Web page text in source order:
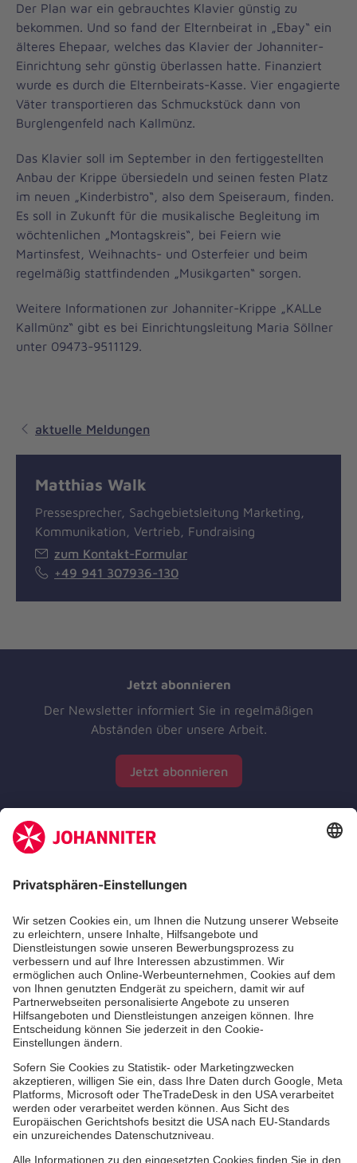
Der Plan war ein gebrauchtes Klavier günstig zu
bekommen. Und so fand der Elternbeirat in „Ebay“ ein
älteres Ehepaar, welches das Klavier der Johanniter-
Einrichtung sehr günstig überlassen hatte. Finanziert
wurde es durch die Elternbeirats-Kasse. Vier engagierte
Väter transportieren das Schmuckstück dann von
Burglengenfeld nach Kallmünz.
Das Klavier soll im September in den fertiggestellten
Anbau der Krippe übersiedeln und seinen festen Platz
im neuen „Kinderbistro“, also dem Speiseraum, finden.
Es soll in Zukunft für die musikalische Begleitung im
wöchtenlichen „Montagskreis“, bei Feiern wie
Martinsfest, Weihnachts- und Osterfeier und beim
regelmäßig stattfindenden „Musikgarten“ sorgen.
Weitere Informationen zur Johanniter-Krippe „KALLe
Kallmünz“ gibt es bei Einrichtungsleitung Maria Söllner
unter 09473-9511129.
aktuelle Meldungen
Matthias Walk
Pressesprecher, Sachgebietsleitung Marketing,
Kommunikation, Vertrieb, Fundraising
zum Kontakt-Formular
+49 941 307936-130
Jetzt abonnieren
Der Newsletter informiert Sie in regelmäßigen
Abständen über unsere Arbeit.
Jetzt abonnieren
Zertifizierung der Johanniter-Unfall-Hilfe e.V.
Die Johanniter GmbH führt das Spendenzertifikat
des Deutschen Spendenrats e.V.
Dienste & Leistungen
Mitarbeiten & Lernen